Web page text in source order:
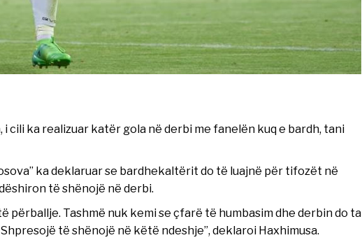
cili ka realizuar katër gola në derbi me fanelën kuq e bardh, tani
ka deklaruar se bardhekaltërit do të luajnë për tifozët në
të shënojë në derbi.
përballje. Tashmë nuk kemi se çfarë të humbasim dhe derbin do ta
të shënojë në këtë ndeshje”, deklaroi Haxhimusa.